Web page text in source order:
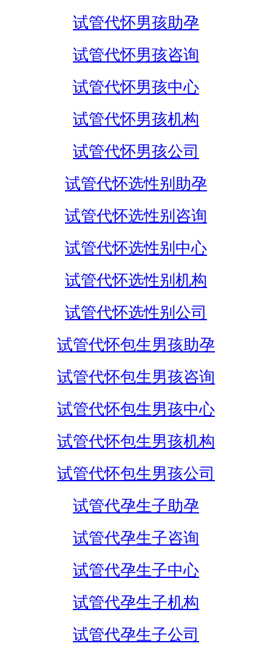
试管代怀男孩助孕
试管代怀男孩咨询
试管代怀男孩中心
试管代怀男孩机构
试管代怀男孩公司
试管代怀选性别助孕
试管代怀选性别咨询
试管代怀选性别中心
试管代怀选性别机构
试管代怀选性别公司
试管代怀包生男孩助孕
试管代怀包生男孩咨询
试管代怀包生男孩中心
试管代怀包生男孩机构
试管代怀包生男孩公司
试管代孕生子助孕
试管代孕生子咨询
试管代孕生子中心
试管代孕生子机构
试管代孕生子公司